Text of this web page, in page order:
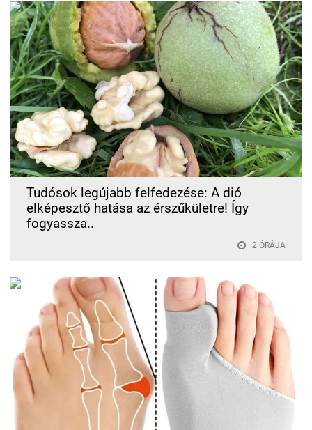
Tudósok legújabb felfedezése: A dió
elképesztő hatása az érszűkületre! Így
fogyassza..
2 ÓRÁJA